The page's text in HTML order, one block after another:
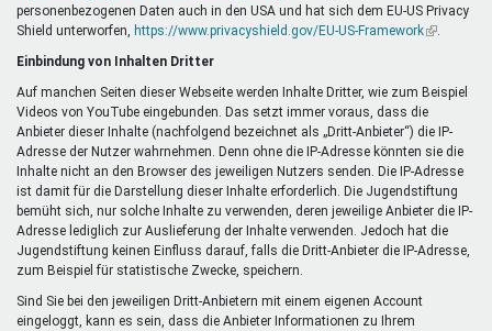
ist
extern)
personenbezogenen Daten auch in den USA und hat sich dem EU-US Privacy
Shield unterworfen,
https://www.privacyshield.gov/EU-US-Framework(Link
Einbindung von Inhalten Dritter
Auf manchen Seiten dieser Webseite werden Inhalte Dritter, wie zum Beispiel
Videos von YouTube eingebunden. Das setzt immer voraus, dass die
Anbieter dieser Inhalte (nachfolgend bezeichnet als „Dritt-Anbieter“) die IP-
Adresse der Nutzer wahrnehmen. Denn ohne die IP-Adresse könnten sie die
Inhalte nicht an den Browser des jeweiligen Nutzers senden. Die IP-Adresse
ist damit für die Darstellung dieser Inhalte erforderlich. Die Jugendstiftung
bemüht sich, nur solche Inhalte zu verwenden, deren jeweilige Anbieter die IP-
Adresse lediglich zur Auslieferung der Inhalte verwenden. Jedoch hat die
Jugendstiftung keinen Einfluss darauf, falls die Dritt-Anbieter die IP-Adresse,
zum Beispiel für statistische Zwecke, speichern.
Sind Sie bei den jeweiligen Dritt-Anbietern mit einem eigenen Account
eingeloggt, kann es sein, dass die Anbieter Informationen zu Ihrem